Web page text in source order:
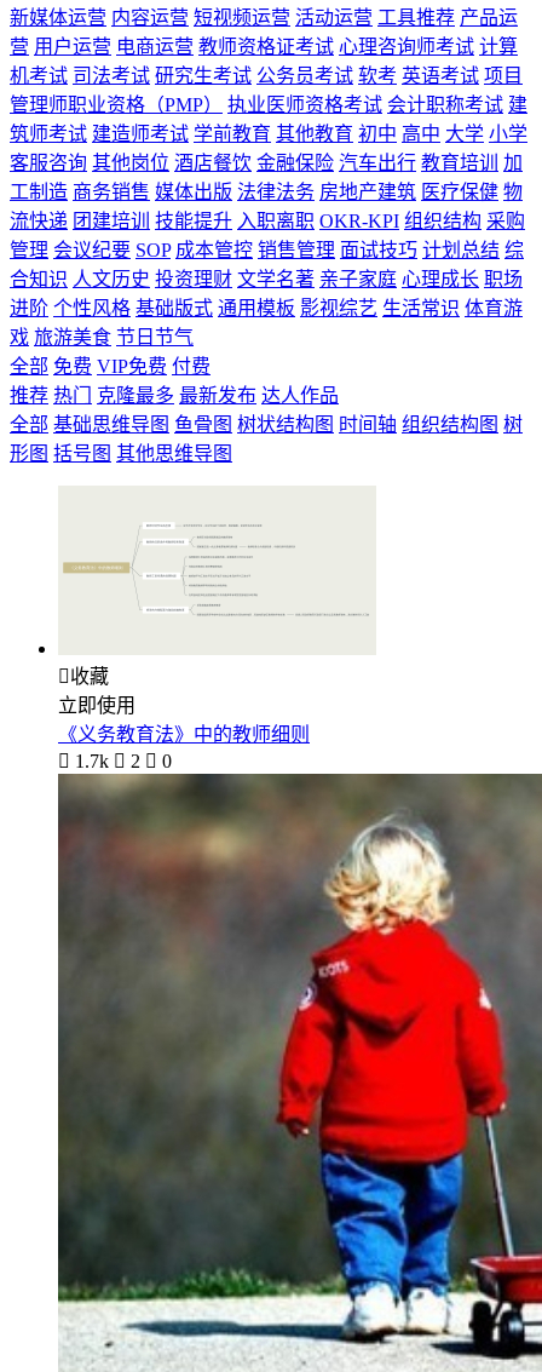
新媒体运营 内容运营 短视频运营 活动运营 工具推荐 产品运
营 用户运营 电商运营 教师资格证考试 心理咨询师考试 计算
机考试 司法考试 研究生考试 公务员考试 软考 英语考试 项目
管理师职业资格（PMP）
执业医师资格考试 会计职称考试 建
筑师考试 建造师考试 学前教育 其他教育 初中 高中 大学 小学
客服咨询 其他岗位 酒店餐饮 金融保险 汽车出行 教育培训
加
工制造 商务销售 媒体出版 法律法务 房地产建筑 医疗保健 物
流快递 团建培训 技能提升 入职离职 OKR-KPI 组织结构 采购
管理 会议纪要 SOP 成本管控 销售管理 面试技巧 计划总结 综
合知识 人文历史 投资理财 文学名著 亲子家庭 心理成长 职场
进阶 个性风格 基础版式 通用模板 影视综艺 生活常识 体育游
戏 旅游美食 节日节气
全部 免费 VIP免费 付费
推荐 热门 克隆最多 最新发布 达人作品
全部 基础思维导图 鱼骨图 树状结构图 时间轴 组织结构图 树
形图 括号图 其他思维导图
收藏
立即使用
《义务教育法》中的教师细则
 1.7k  2  0